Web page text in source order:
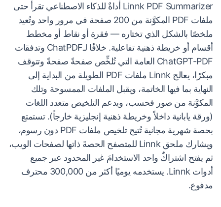
Linnk PDF Summarizer أداةٌ للذكاء الاصطناعي تقرأ حتى
ملفات PDF المكوَّنة من 200 صفحة في مرور واحد وتُعيد
ملخصًا بالشكل الذي تختاره — فقرة أو نقاط أو مخطط
أقسام أو خريطة ذهنية تفاعلية. خلافًا لـChatPDF وتدفقات
ChatGPT-PDF العامة التي تُلخِّص صفحةً صفحةً وتتوقف
مبكرًا، يعالج Linnk ملفات PDF الطويلة من البداية إلى
النهاية بما فيها الخاتمة، ويقبل الملفات الممسوحة وتلك
المكوَّنة من صور فحسب، ويدعم التلخيص متعدد اللغات
(ورقة يابانية داخلاً وخريطة ذهنية إنجليزية خارجاً). تستمتع
بحصة شهرية مجانية تُتيح تلخيص ملفات PDF دون رسوم،
ويشارك ملحق Linnk للمتصفح الحصةَ ذاتها لصفحات الويب،
ثم يفتح اشتراكٌ واحد الاستخدامَ غير المحدود عبر جميع
أدوات Linnk. يستخدمه يوميًا أكثر من 300,000 محترف
مدفوع.